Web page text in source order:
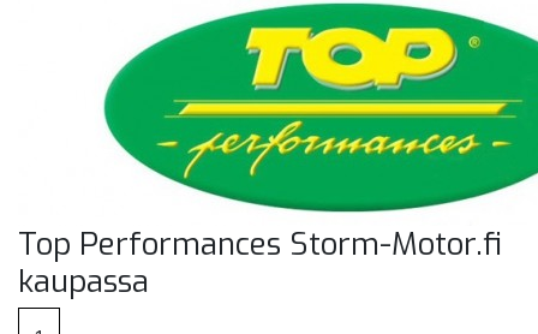
Top Performances Storm-Motor.fi
kaupassa